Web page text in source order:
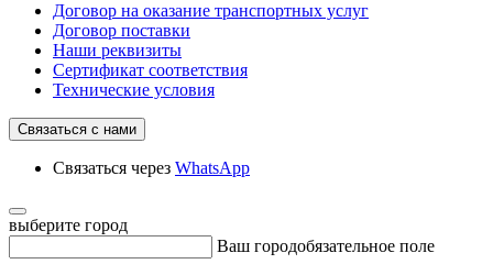
Договор на оказание транспортных услуг
Договор поставки
Наши реквизиты
Сертификат соответствия
Технические условия
Связаться с нами
Связаться через WhatsApp
выберите город
Ваш городобязательное поле